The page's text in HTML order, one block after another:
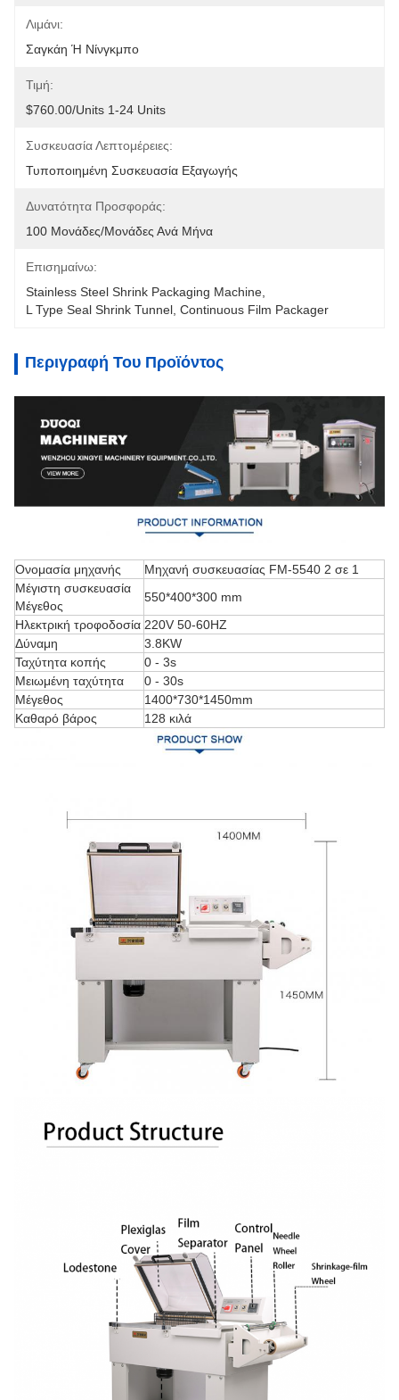
Λιμάνι:
Σαγκάη Ή Νίνγκμπο
Τιμή:
$760.00/units 1-24 Units
Συσκευασία Λεπτομέρειες:
Τυποποιημένη Συσκευασία Εξαγωγής
Δυνατότητα Προσφοράς:
100 Μονάδες/μονάδες Ανά Μήνα
Επισημαίνω:
Stainless Steel Shrink Packaging Machine
L Type Seal Shrink Tunnel Continuous Film Packager
Περιγραφή Του Προϊόντος
Ονομασία μηχανής
Μηχανή συσκευασίας FM-5540 2 σε 1
Μέγιστη συσκευασία
Μέγεθος
550*400*300 mm
Ηλεκτρική τροφοδοσία 220V 50-60HZ
Δύναμη
3.8KW
Ταχύτητα κοπής
0 - 3s
Μειωμένη ταχύτητα
0 - 30s
Μέγεθος
1400*730*1450mm
Καθαρό βάρος
128 κιλά